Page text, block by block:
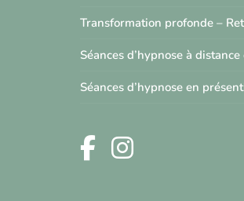
Transformation profonde –
Séances d’hypnose à
Séances d’hypnose en